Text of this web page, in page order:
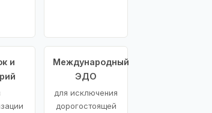
и
Международный
ЭДО
для исключения
дорогостоящей